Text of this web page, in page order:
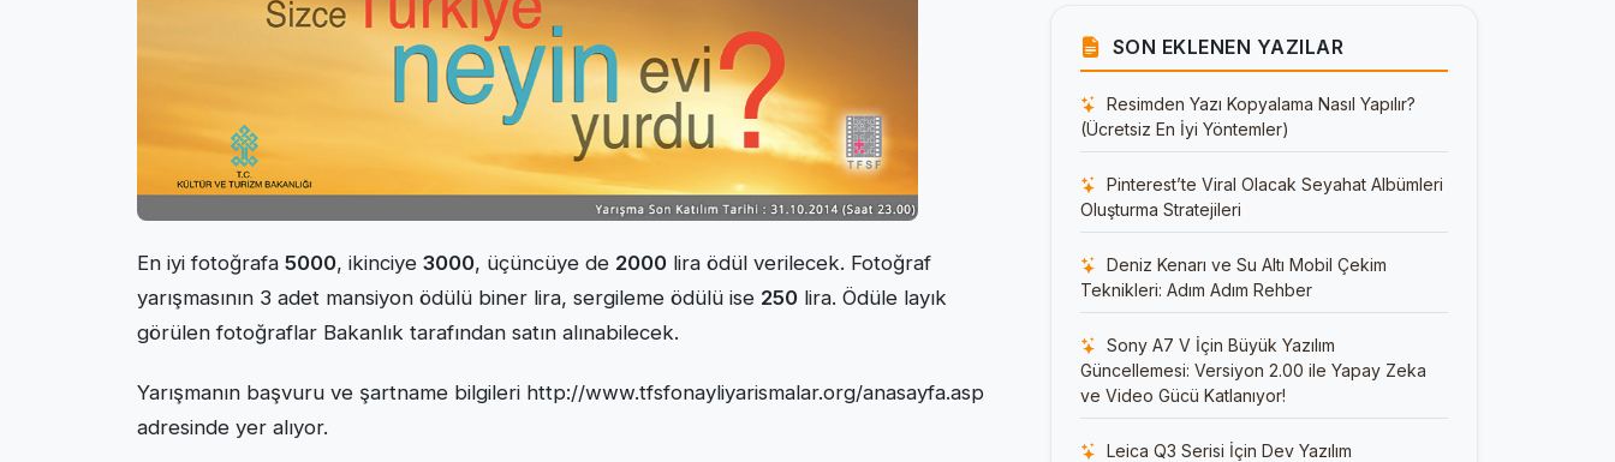
En iyi fotoğrafa 5000, ikinciye 3000, üçüncüye de 2000 lira ödül verilecek. Fotoğraf
yarışmasının 3 adet mansiyon ödülü biner lira, sergileme ödülü ise 250 lira. Ödüle layık
görülen fotoğraflar Bakanlık tarafından satın alınabilecek.
Yarışmanın başvuru ve şartname bilgileri http://www.tfsfonayliyarismalar.org/anasayfa.asp
adresinde yer alıyor.
SON EKLENEN YAZILAR
Resimden Yazı Kopyalama Nasıl Yapılır?
(Ücretsiz En İyi Yöntemler)
Pinterest’te Viral Olacak Seyahat Albümleri
Oluşturma Stratejileri
Deniz Kenarı ve Su Altı Mobil Çekim
Teknikleri: Adım Adım Rehber
Sony A7 V İçin Büyük Yazılım
Güncellemesi: Versiyon 2.00 ile Yapay Zeka
ve Video Gücü Katlanıyor!
Leica Q3 Serisi İçin Dev Yazılım